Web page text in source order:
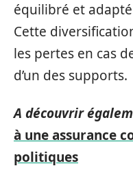
équilibré et
Cette
les pertes en cas
d’un des supports.
A découvrir
à une assurance
politiques